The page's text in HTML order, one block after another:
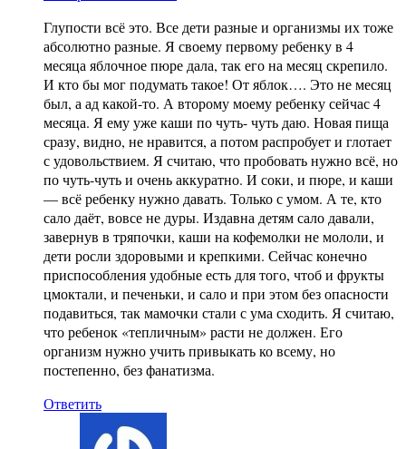
Глупости всё это. Все дети разные и организмы их тоже
абсолютно разные. Я своему первому ребенку в 4
месяца яблочное пюре дала, так его на месяц скрепило.
И кто бы мог подумать такое! От яблок…. Это не месяц
был, а ад какой-то. А второму моему ребенку сейчас 4
месяца. Я ему уже каши по чуть- чуть даю. Новая пища
сразу, видно, не нравится, а потом распробует и глотает
с удовольствием. Я считаю, что пробовать нужно всё, но
по чуть-чуть и очень аккуратно. И соки, и пюре, и каши
— всё ребенку нужно давать. Только с умом. А те, кто
сало даёт, вовсе не дуры. Издавна детям сало давали,
завернув в тряпочки, каши на кофемолки не мололи, и
дети росли здоровыми и крепкими. Сейчас конечно
приспособления удобные есть для того, чтоб и фрукты
цмоктали, и печеньки, и сало и при этом без опасности
подавиться, так мамочки стали с ума сходить. Я считаю,
что ребенок «тепличным» расти не должен. Его
организм нужно учить привыкать ко всему, но
постепенно, без фанатизма.
Ответить